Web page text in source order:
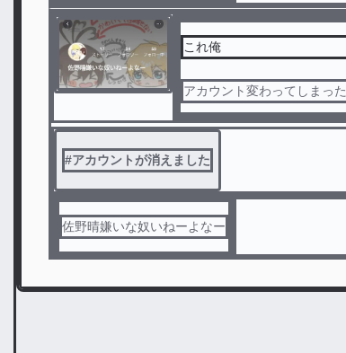
これ俺
アカウント変わってしまった
#アカウントが消えました
佐野晴嫌いな奴いねーよなー